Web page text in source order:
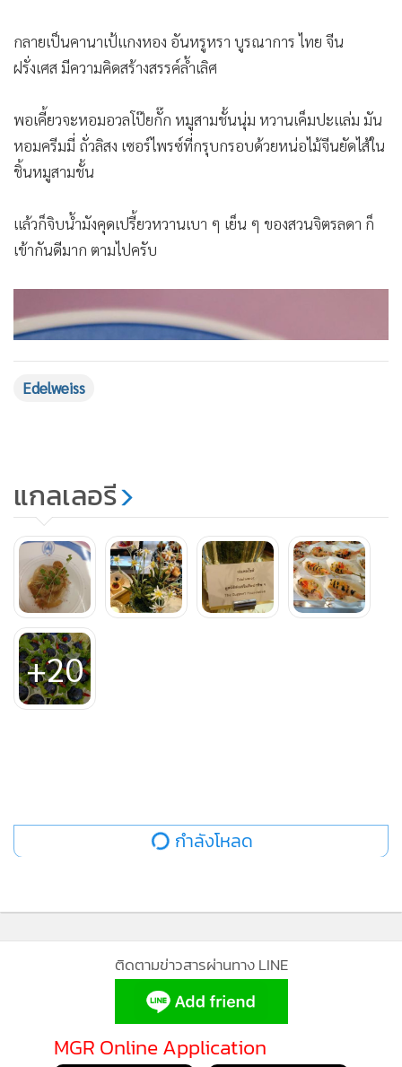
กลายเป็นคานาเป้แกงหอง อันหรูหรา บูรณาการ ไทย จีน
ฝรั่งเศส มีความคิดสร้างสรรค์ล้ำเลิศ
พอเคี้ยวจะหอมอวลโป๊ยกั๊ก หมูสามชั้นนุ่ม หวานเค็มปะแล่ม มัน
หอมครีมมี่ ถั่วลิสง เซอร์ไพรซ์ที่กรุบกรอบด้วยหน่อไม้จีนยัดไส้ใน
ชิ้นหมูสามชั้น
แล้วก็จิบน้ำมังคุดเปรี้ยวหวานเบา ๆ เย็น ๆ ของสวนจิตรลดา ก็
เข้ากันดีมาก ตามไปครับ
Edelweiss
แกลเลอรี
+20
กำลังโหลด
ติดตามข่าวสารผ่านทาง LINE
MGR Online Application